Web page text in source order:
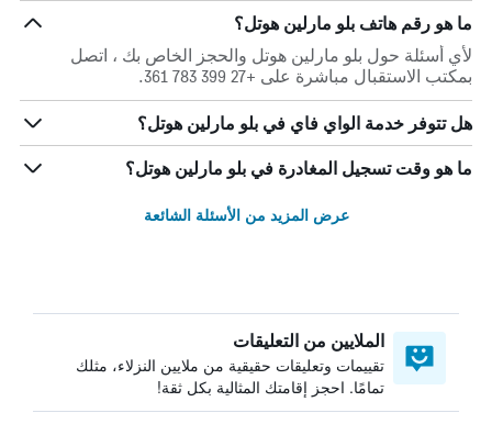
ما هو رقم هاتف بلو مارلين هوتل؟
لأي أسئلة حول بلو مارلين هوتل والحجز الخاص بك ، اتصل
بمكتب الاستقبال مباشرة على +27 399 783 361.
هل تتوفر خدمة الواي فاي في بلو مارلين هوتل؟
ما هو وقت تسجيل المغادرة في بلو مارلين هوتل؟
عرض المزيد من الأسئلة الشائعة
الملايين من التعليقات
تقييمات وتعليقات حقيقية من ملايين النزلاء، مثلك
تمامًا. احجز إقامتك المثالية بكل ثقة!